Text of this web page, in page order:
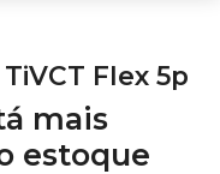
Flex 5p
mais
estoque